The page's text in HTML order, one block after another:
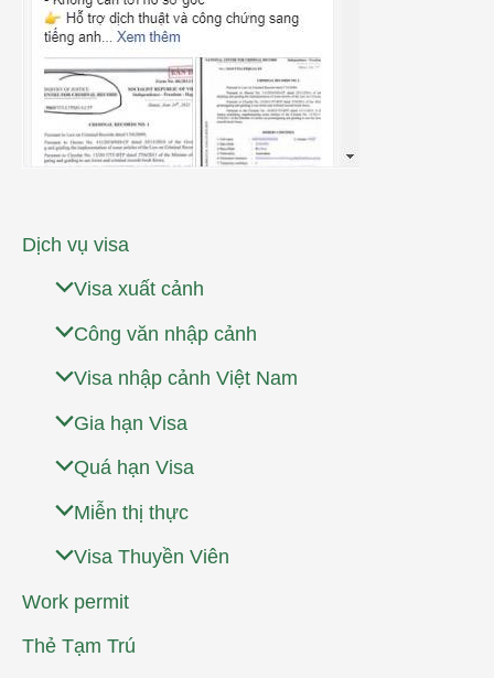
Dịch vụ visa
Visa xuất cảnh
Công văn nhập cảnh
Visa nhập cảnh Việt Nam
Gia hạn Visa
Quá hạn Visa
Miễn thị thực
Visa Thuyền Viên
Work permit
Thẻ Tạm Trú